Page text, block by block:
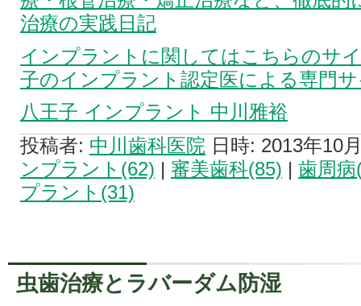
治療の実践日記
インプラントに関してはこちらのサ
子のインプラント認定医による専門
八王子 インプラント 中川雅裕
投稿者: 中川歯科医院 日時: 2013年10
ンプラント(62) | 審美歯科(85) | 歯周病
プラント(31)
虫歯治療とラバーダム防湿